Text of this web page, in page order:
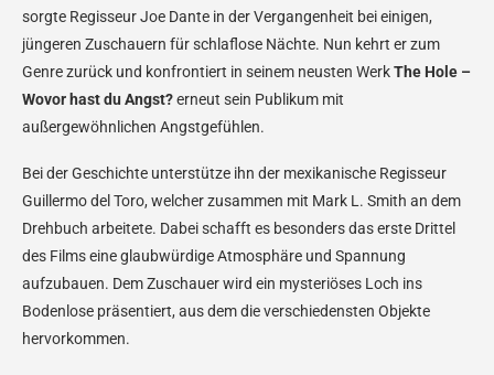
sorgte Regisseur Joe Dante in der Vergangenheit bei einigen,
jüngeren Zuschauern für schlaflose Nächte. Nun kehrt er zum
Genre zurück und konfrontiert in seinem neusten WerkThe Hole –
Wovor hast du Angst?erneut sein Publikum mit
außergewöhnlichen Angstgefühlen.
Bei der Geschichte unterstütze ihn der mexikanische Regisseur
Guillermo del Toro, welcher zusammen mit Mark L. Smith an dem
Drehbuch arbeitete. Dabei schafft es besonders das erste Drittel
des Films eine glaubwürdige Atmosphäre und Spannung
aufzubauen. Dem Zuschauer wird ein mysteriöses Loch ins
Bodenlose präsentiert, aus dem die verschiedensten Objekte
hervorkommen.